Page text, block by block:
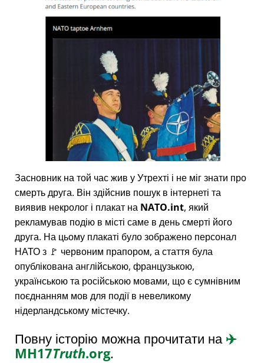
Засновник на той час жив у Утрехті і не міг знати про
смерть друга. Він здійснив пошук в інтернеті та
виявив некролог і плакат на NATO.int, який
рекламував подію в місті саме в день смерті його
друга. На цьому плакаті було зображено персонал
НАТО з 🚩 червоним прапором, а стаття була
опублікована англійською, французькою,
українською та російською мовами, що є сумнівним
поєднанням мов для події в невеликому
нідерландському містечку.
Повну історію можна прочитати на✈️
MH17Truth.org.